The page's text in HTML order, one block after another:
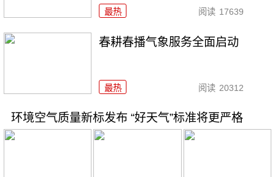
最热 阅读 17639
春耕春播气象服务全面启动
最热 阅读 20312
环境空气质量新标发布 “好天气”标准将更严格